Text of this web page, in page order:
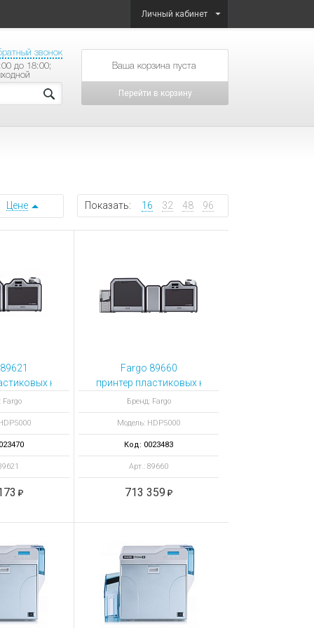
Личный кабинет
звонок
до 18:00;
товаров на сумму
Перейти в корзину
Показать: 16 32 48 96
Цене
карт HDP5000 односторонний с ламинатором
Fargo
Fargo 89660
принтер пластиковых карт HDP5000
Бренд: Fargo
Модель: HDP5000
Код: 0023483
Арт.: 89660
713 359